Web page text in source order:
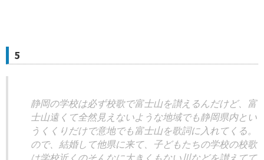
5
静岡の学校は必ず校歌で富士山を讃えるんだけど、富
士山遠くて全然見えないような地域でも静岡県内とい
うくくりだけで意地でも富士山を歌詞に入れてくる。
ので、結婚して他県に来て、子どもたちの学校の校歌